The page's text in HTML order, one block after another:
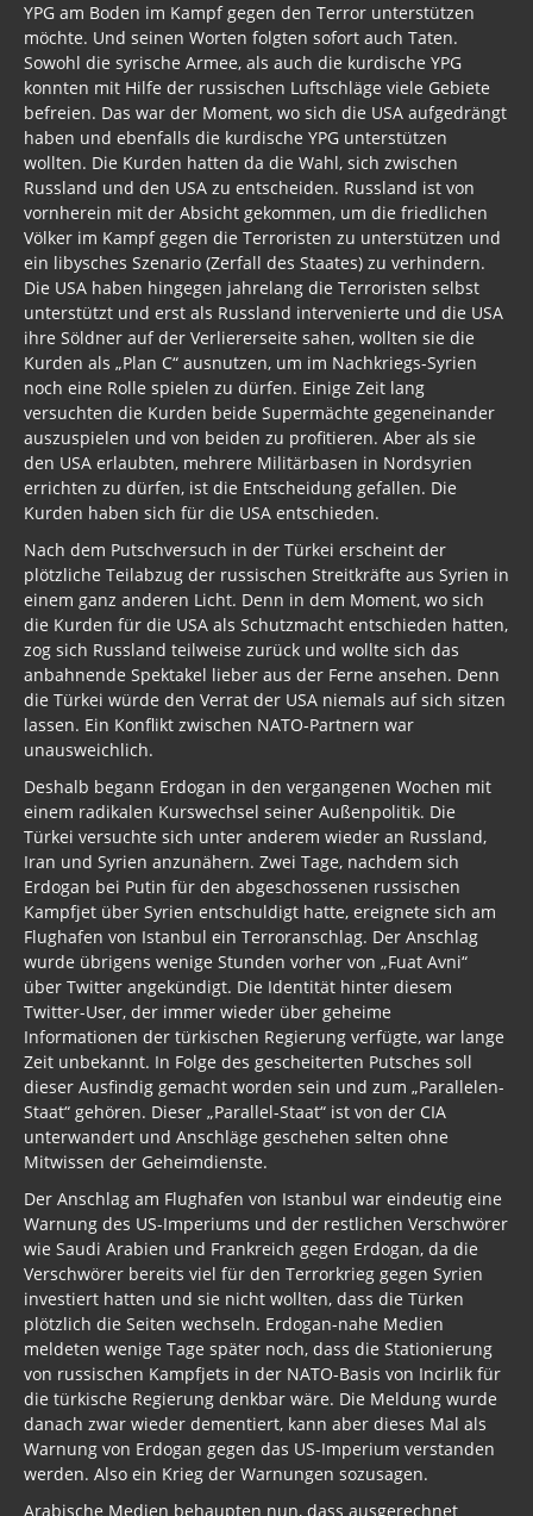
YPG am Boden im Kampf gegen den Terror unterstützen
möchte. Und seinen Worten folgten sofort auch Taten.
Sowohl die syrische Armee, als auch die kurdische YPG
konnten mit Hilfe der russischen Luftschläge viele Gebiete
befreien. Das war der Moment, wo sich die USA aufgedrängt
haben und ebenfalls die kurdische YPG unterstützen
wollten. Die Kurden hatten da die Wahl, sich zwischen
Russland und den USA zu entscheiden. Russland ist von
vornherein mit der Absicht gekommen, um die friedlichen
Völker im Kampf gegen die Terroristen zu unterstützen und
ein libysches Szenario (Zerfall des Staates) zu verhindern.
Die USA haben hingegen jahrelang die Terroristen selbst
unterstützt und erst als Russland intervenierte und die USA
ihre Söldner auf der Verliererseite sahen, wollten sie die
Kurden als „Plan C“ ausnutzen, um im Nachkriegs-Syrien
noch eine Rolle spielen zu dürfen. Einige Zeit lang
versuchten die Kurden beide Supermächte gegeneinander
auszuspielen und von beiden zu profitieren. Aber als sie
den USA erlaubten, mehrere Militärbasen in Nordsyrien
errichten zu dürfen, ist die Entscheidung gefallen. Die
Kurden haben sich für die USA entschieden.
Nach dem Putschversuch in der Türkei erscheint der
plötzliche Teilabzug der russischen Streitkräfte aus Syrien in
einem ganz anderen Licht. Denn in dem Moment, wo sich
die Kurden für die USA als Schutzmacht entschieden hatten,
zog sich Russland teilweise zurück und wollte sich das
anbahnende Spektakel lieber aus der Ferne ansehen. Denn
die Türkei würde den Verrat der USA niemals auf sich sitzen
lassen. Ein Konflikt zwischen NATO-Partnern war
unausweichlich.
Deshalb begann Erdogan in den vergangenen Wochen mit
einem radikalen Kurswechsel seiner Außenpolitik. Die
Türkei versuchte sich unter anderem wieder an Russland,
Iran und Syrien anzunähern. Zwei Tage, nachdem sich
Erdogan bei Putin für den abgeschossenen russischen
Kampfjet über Syrien entschuldigt hatte, ereignete sich am
Flughafen von Istanbul ein Terroranschlag. Der Anschlag
wurde übrigens wenige Stunden vorher von „Fuat Avni“
über Twitter angekündigt. Die Identität hinter diesem
Twitter-User, der immer wieder über geheime
Informationen der türkischen Regierung verfügte, war lange
Zeit unbekannt. In Folge des gescheiterten Putsches soll
dieser Ausfindig gemacht worden sein und zum „Parallelen-
Staat“ gehören. Dieser „Parallel-Staat“ ist von der CIA
unterwandert und Anschläge geschehen selten ohne
Mitwissen der Geheimdienste.
Der Anschlag am Flughafen von Istanbul war eindeutig eine
Warnung des US-Imperiums und der restlichen Verschwörer
wie Saudi Arabien und Frankreich gegen Erdogan, da die
Verschwörer bereits viel für den Terrorkrieg gegen Syrien
investiert hatten und sie nicht wollten, dass die Türken
plötzlich die Seiten wechseln. Erdogan-nahe Medien
meldeten wenige Tage später noch, dass die Stationierung
von russischen Kampfjets in der NATO-Basis von Incirlik für
die türkische Regierung denkbar wäre. Die Meldung wurde
danach zwar wieder dementiert, kann aber dieses Mal als
Warnung von Erdogan gegen das US-Imperium verstanden
werden. Also ein Krieg der Warnungen sozusagen.
Arabische Medien behaupten nun, dass ausgerechnet